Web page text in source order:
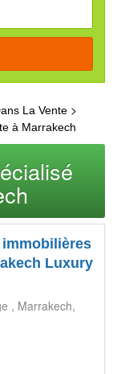
La Vente >
à Marrakech
Luxury
Marrakech